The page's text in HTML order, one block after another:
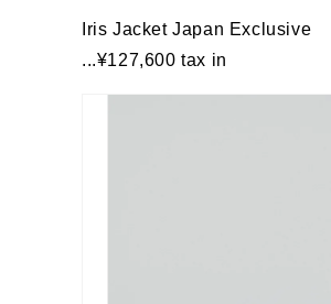
Iris Jacket Japan Exclusive
...¥127,600 tax in